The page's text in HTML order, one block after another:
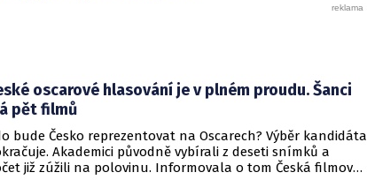
oscarové hlasování je v plném proudu. Šanci
pět filmů
bude Česko reprezentovat na Oscarech? Výběr kandidáta
Akademici původně vybírali z deseti snímků a
již zúžili na polovinu. Informovala o tom Česká filmová